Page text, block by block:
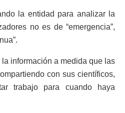
la entidad para analizar la
no es de “emergencia”,
información a medida que las
con sus científicos,
trabajo para cuando haya